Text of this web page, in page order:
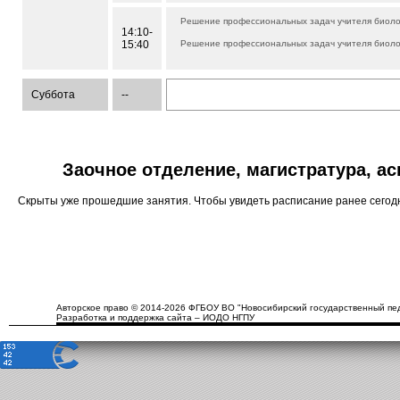
14:10-
15:40
Решение профессиональных задач учителя
Решение профессиональных задач учителя
Суббота --
Заочное отделение, магистратура,
Скрыты уже прошедшие занятия. Чтобы увидеть расписание ранее
Авторское право © 2014-2026 ФГБОУ ВО "Новосибирский государственный
Разработка и поддержка сайта – ИОДО НГПУ